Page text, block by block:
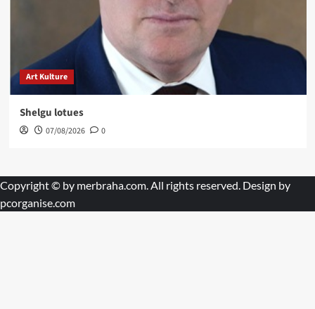
Art Kulture
Shelgu lotues
07/08/2026 0
Copyright © by merbraha.com. All rights reserved. Design by
pcorganise.com